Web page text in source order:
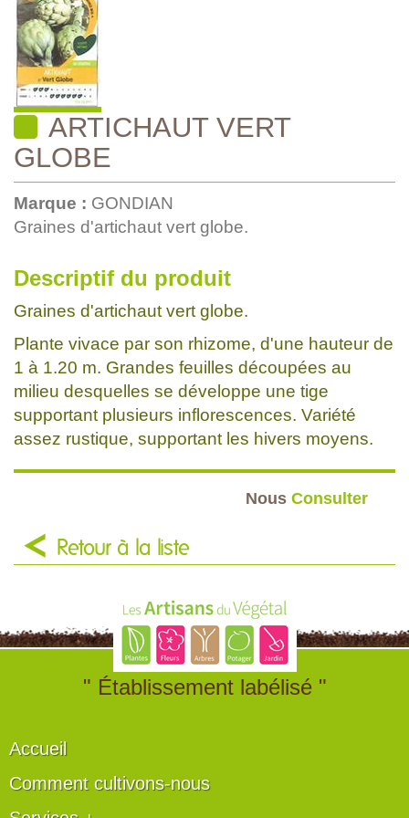
ARTICHAUT VERT
GLOBE
Marque : GONDIAN
Graines d'artichaut vert globe.
Descriptif du produit
Graines d'artichaut vert globe.
Plante vivace par son rhizome, d'une hauteur de
1 à 1.20 m. Grandes feuilles découpées au
milieu desquelles se développe une tige
supportant plusieurs inflorescences. Variété
assez rustique, supportant les hivers moyens.
Nous Consulter
Retour à la liste
" Établissement labélisé "
Accueil
Comment cultivons-nous